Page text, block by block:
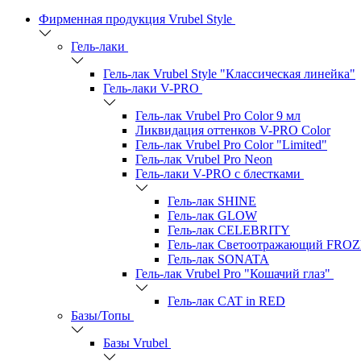
Фирменная продукция Vrubel Style
Гель-лаки
Гель-лак Vrubel Style "Классическая линейка"
Гель-лаки V-PRO
Гель-лак Vrubel Pro Color 9 мл
Ликвидация оттенков V-PRO Color
Гель-лак Vrubel Pro Color "Limited"
Гель-лак Vrubel Pro Neon
Гель-лаки V-PRO c блестками
Гель-лак SHINE
Гель-лак GLOW
Гель-лак CELEBRITY
Гель-лак Светоотражающий
Гель-лак SONATA
Гель-лак Vrubel Pro "Кошачий глаз"
Гель-лак CAT in RED
Базы/Топы
Базы Vrubel